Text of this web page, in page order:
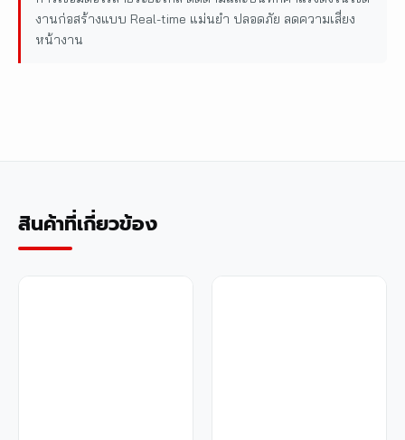
งานก่อสร้างแบบ Real-time แม่นยำ ปลอดภัย ลดความเสี่ยง
หน้างาน
สินค้าที่เกี่ยวข้อง